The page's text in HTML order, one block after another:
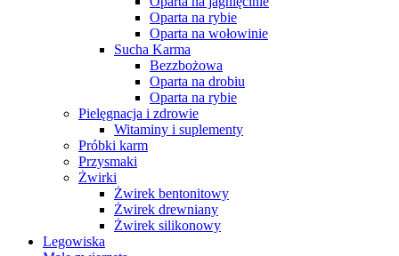
Oparta na rybie
Oparta na wołowinie
Sucha Karma
Bezzbożowa
Oparta na drobiu
Oparta na rybie
Pielęgnacja i zdrowie
Witaminy i suplementy
Próbki karm
Przysmaki
Żwirki
Żwirek bentonitowy
Żwirek drewniany
Żwirek silikonowy
Legowiska